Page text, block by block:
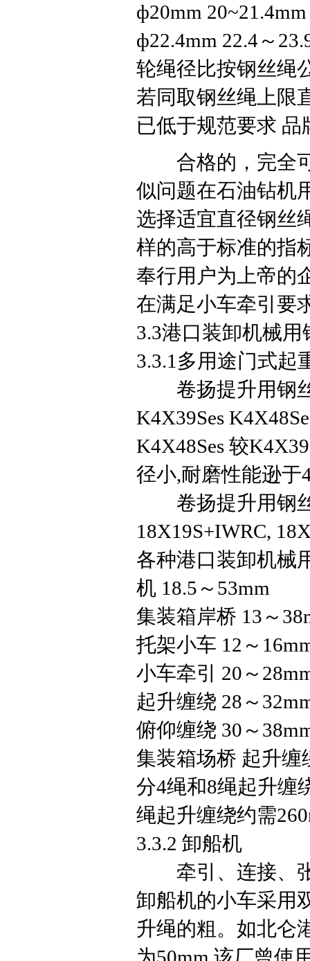
ф20mm 20~21.4mm
ф22.4mm 22.4～
轮绳径比按钢丝绳
若同取钢丝绳上限
已低于规范要求 品
合格的，完全可
似问题在石油钻机
选择适宜直径钢丝
样的高于标准的指
奉行用户为上帝的
在满足小车牵引要
3.3港口装卸机械
3.3.1多用途门式起
卷扬提升用钢
K4X39Ses
K4X48Ses 较
径小,耐磨性能逊于
卷扬提升用钢
18X19S+IWRC,
各种港口装卸机械
机 18.5～53mm
集装箱岸桥 13～
托架小车 12～
小车牵引 20～
起升缠绕 28～
俯仰缠绕 30～
集装箱场桥 起升缠
分4绳和8绳起升缠
绳起升缠绕约需
3.3.2 卸船机
牵引、连接、张
卸船机的小车采用
升绳的粗。如北仑